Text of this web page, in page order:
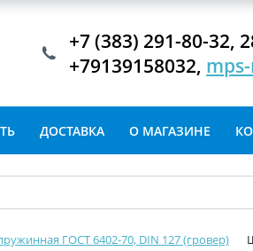
+7 (383) 291-80-32,
+79139158032,
ДОСТАВКА О МАГАЗИНЕ
ГОСТ 6402-70, DIN 127 (гровер)